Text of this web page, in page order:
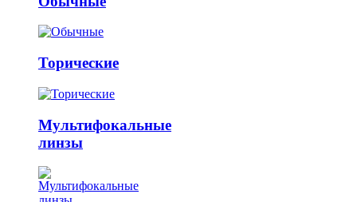
Торические
Мультифокальные
линзы